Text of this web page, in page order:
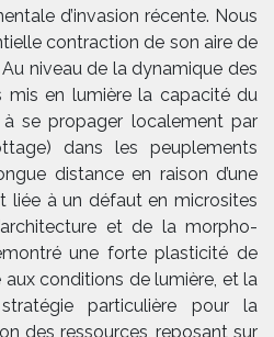
d’invasion récente. Nous
contraction de son aire de
niveau de la dynamique des
mis en lumière la capacité du
se propager localement par
dans les peuplements
distance en raison d’une
liée à un défaut en microsites
et de la morpho-
une forte plasticité de
conditions de lumière, et la
particulière pour la
des ressources, reposant sur